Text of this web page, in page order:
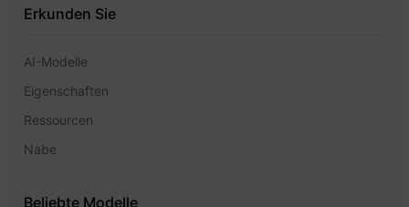
Erkunden Sie
AI-Modelle
Eigenschaften
Ressourcen
Nabe
Beliebte Modelle